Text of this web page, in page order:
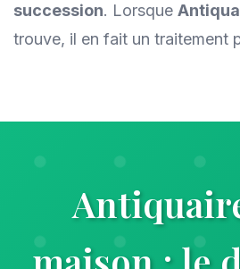
succession. Lorsque
trouve, il en fait un traitement